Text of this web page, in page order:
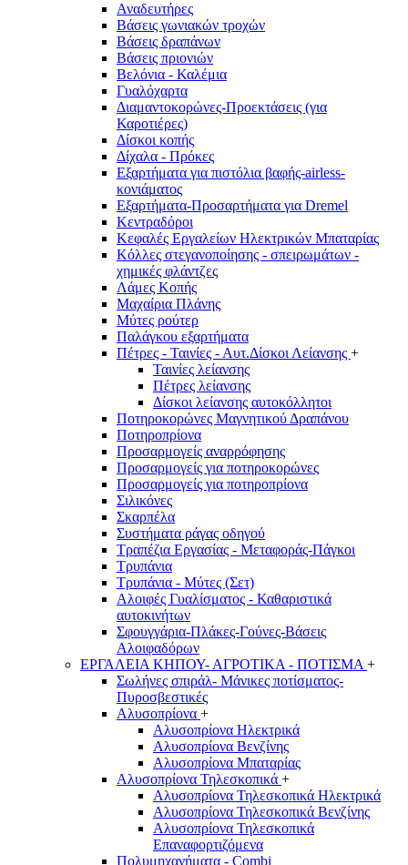
Αναδευτήρες
Βάσεις γωνιακών τροχών
Βάσεις δραπάνων
Βάσεις πριονιών
Βελόνια - Καλέμια
Γυαλόχαρτα
Διαμαντοκορώνες-Προεκτάσεις (για
Καροτιέρες)
Δίσκοι κοπής
Δίχαλα - Πρόκες
Εξαρτήματα για πιστόλια βαφής-airless-
κονιάματος
Εξαρτήματα-Προσαρτήματα για Dremel
Κεντραδόροι
Κεφαλές Εργαλείων Ηλεκτρικών Μπαταρίας
Κόλλες στεγανοποίησης - σπειρωμάτων -
χημικές φλάντζες
Λάμες Κοπής
Μαχαίρια Πλάνης
Μύτες ρούτερ
Παλάγκου εξαρτήματα
Πέτρες - Ταινίες - Αυτ.Δίσκοι Λείανσης +
Ταινίες λείανσης
Πέτρες λείανσης
Δίσκοι λείανσης αυτοκόλλητοι
Ποτηροκορώνες Μαγνητικού Δραπάνου
Ποτηροπρίονα
Προσαρμογείς αναρρόφησης
Προσαρμογείς για ποτηροκορώνες
Προσαρμογείς για ποτηροπρίονα
Σιλικόνες
Σκαρπέλα
Συστήματα ράγας οδηγού
Τραπέζια Εργασίας - Μεταφοράς-Πάγκοι
Τρυπάνια
Τρυπάνια - Μύτες (Σετ)
Αλοιφές Γυαλίσματος - Καθαριστικά
αυτοκινήτων
Σφουγγάρια-Πλάκες-Γούνες-Βάσεις
Αλοιφαδόρων
ΕΡΓΑΛΕΙΑ ΚΗΠΟΥ- ΑΓΡΟΤΙΚΑ - ΠΟΤΙΣΜΑ +
Σωλήνες σπιράλ- Μάνικες ποτίσματος-
Πυροσβεστικές
Αλυσοπρίονα +
Αλυσοπρίονα Ηλεκτρικά
Αλυσοπρίονα Βενζίνης
Αλυσοπρίονα Μπαταρίας
Αλυσοπρίονα Τηλεσκοπικά +
Αλυσοπρίονα Τηλεσκοπικά Ηλεκτρικά
Αλυσοπρίονα Τηλεσκοπικά Βενζίνης
Αλυσοπρίονα Τηλεσκοπικά
Επαναφορτιζόμενα
Πολυμηχανήματα - Combi